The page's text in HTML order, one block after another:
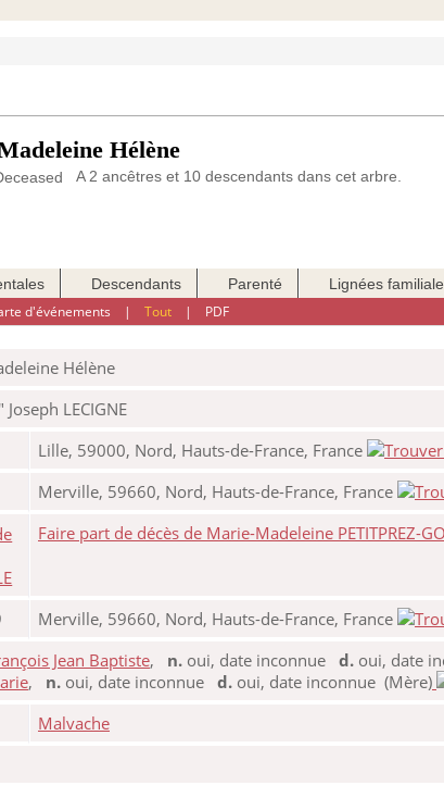
Hélène
A 2 ancêtres et 10 descendants dans cet arbre.
Descendants Parenté Lignées
d'événements |Tout | PDF
Hélène
LECIGNE
Lille, 59000, Nord, Hauts-de-France, France
Merville, 59660, Nord, Hauts-de-France, France
Faire part de décès de Marie-Madeleine PETITPREZ-
Merville, 59660, Nord, Hauts-de-France, France
Jean Baptiste, n. oui, date inconnue d. oui, date
, n. oui, date inconnue d. oui, date inconnue (Mère)
Malvache